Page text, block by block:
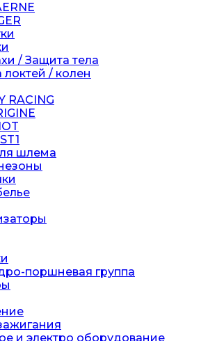
/ Защита тела
/ колен
RACING
шлема
поршневая группа
и электро оборудование